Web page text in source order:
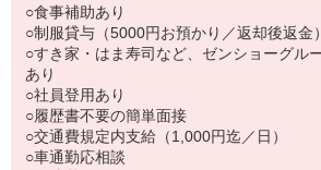
○食事補助あり
○制服貸与（5000円お預かり／返却後返金）
○すき家・はま寿司など、ゼンショーグル
あり
○社員登用あり
○履歴書不要の簡単面接
○交通費規定内支給（1,000円迄／日）
○車通勤応相談